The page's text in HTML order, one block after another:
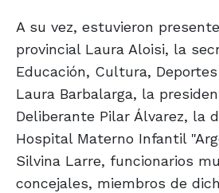
A su vez, estuvieron
provincial Laura Aloisi, la
Educación, Cultura,
Laura Barbalarga, la
Deliberante Pilar Álvarez, la
Hospital Materno Infantil
Silvina Larre, funcionarios
concejales, miembros de